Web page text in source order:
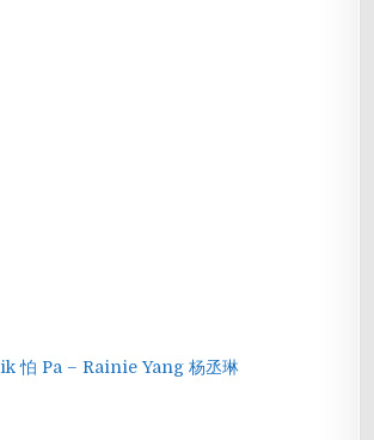
怕 Pa – Rainie Yang 杨丞琳